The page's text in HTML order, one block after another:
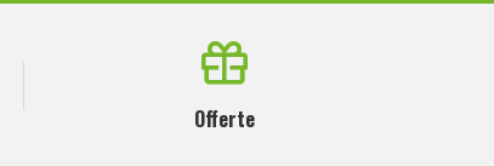
Offerte